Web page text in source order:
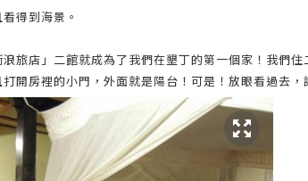
得到海景。
旅店」二館就成為了我們在墾丁的第一個家！我們
開房裡的小門，外面就是陽台！可是！放眼看過去，